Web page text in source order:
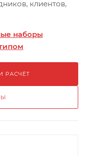
клиентов,
наборы
РАСЧЁТ